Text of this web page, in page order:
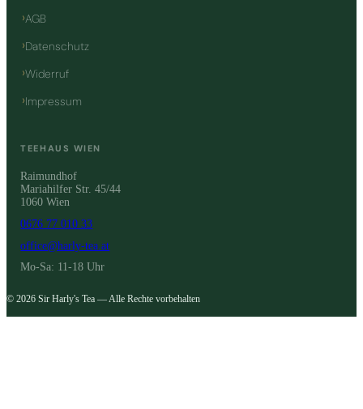
AGB
Datenschutz
Widerruf
Impressum
TEEHAUS WIEN
Raimundhof
Mariahilfer Str. 45/44
1060 Wien
0676 77 010 33
office@harly-tea.at
Mo-Sa: 11-18 Uhr
© 2026 Sir Harly's Tea — Alle Rechte vorbehalten